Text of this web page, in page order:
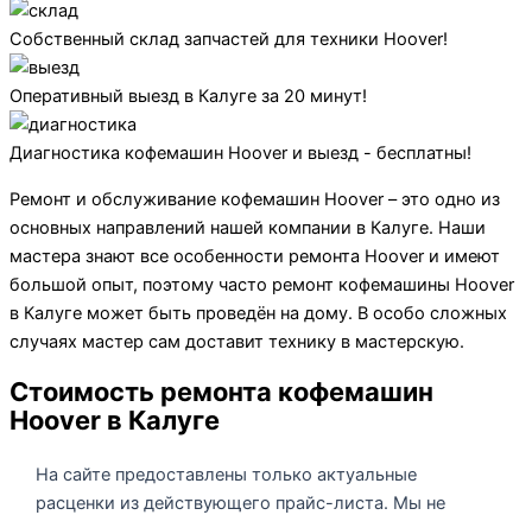
Собственный склад запчастей для техники Hoover!
Оперативный выезд в Калуге за 20 минут!
Диагностика кофемашин Hoover и выезд - бесплатны!
Ремонт и обслуживание кофемашин Hoover – это одно из
основных направлений нашей компании в Калуге. Наши
мастера знают все особенности ремонта Hoover и имеют
большой опыт, поэтому часто ремонт кофемашины Hoover
в Калуге может быть проведён на дому. В особо сложных
случаях мастер сам доставит технику в мастерскую.
Стоимость ремонта кофемашин
Hoover в Калуге
На сайте предоставлены только актуальные
расценки из действующего прайс-листа. Мы не